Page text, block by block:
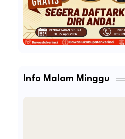
Info Malam Minggu